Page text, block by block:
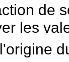
de
les